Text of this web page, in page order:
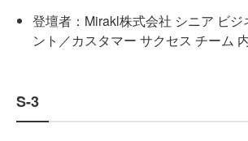
登壇者：Mirakl株式会社 シニア ビジ
ント／カスタマー サクセス チーム
S-3